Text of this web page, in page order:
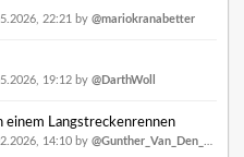
22:21 by @mariokranabetter
19:12 by @DarthWoll
einem Langstreckenrennen
14:10 by @Gunther_Van_Den_Hove